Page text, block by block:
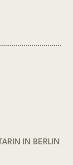
IN BERLIN